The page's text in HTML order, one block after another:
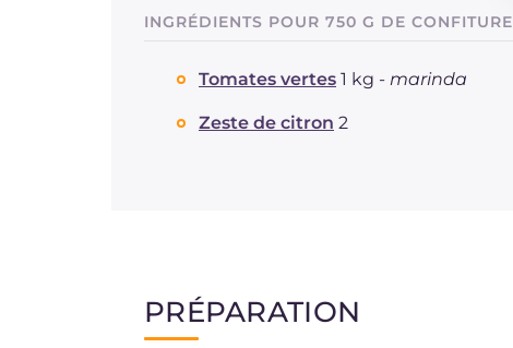
INGRÉDIENTS POUR 750 G DE CONFITURE
Tomates vertes 1 kg - marinda
Zeste de citron 2
PRÉPARATION